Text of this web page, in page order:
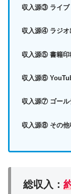
収入源③ ライブ
収入源④ ラジオ
収入源⑤ 書籍印
収入源⑥
収入源⑦ ゴール
収入源⑧ その他
総収入：